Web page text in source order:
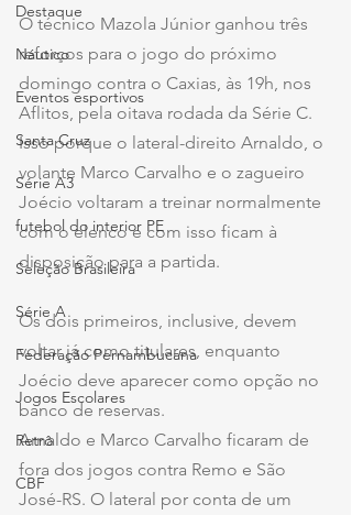
Destaque
Náutico
Eventos esportivos
Santa Cruz
Série A3
futebol do interior PE
Seleção Brasileira
Série A
Federação Pernambucana
Jogos Escolares
Retrô
CBF
O técnico Mazola Júnior ganhou três
reforços para o jogo do próximo
domingo contra o Caxias, às 19h, nos
Aflitos, pela oitava rodada da Série C.
Isso porque o lateral-direito Arnaldo, o
volante Marco Carvalho e o zagueiro
Joécio voltaram a treinar normalmente
com o elenco e com isso ficam à
disposição para a partida.
Os dois primeiros, inclusive, devem
voltar já como titulares, enquanto
Joécio deve aparecer como opção no
banco de reservas.
Arnaldo e Marco Carvalho ficaram de
fora dos jogos contra Remo e São
José-RS. O lateral por conta de um